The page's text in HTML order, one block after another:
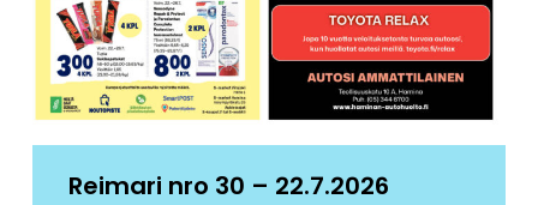
Reimari nro 30 – 22.7.2026